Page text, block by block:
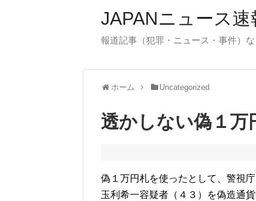
JAPANニュース速
報道記事（犯罪・ニュース・事件）な
ホーム Uncategorized
透かしない偽１
偽１万円札を使ったとして、警視
玉利希一容疑者（４３）を偽造通